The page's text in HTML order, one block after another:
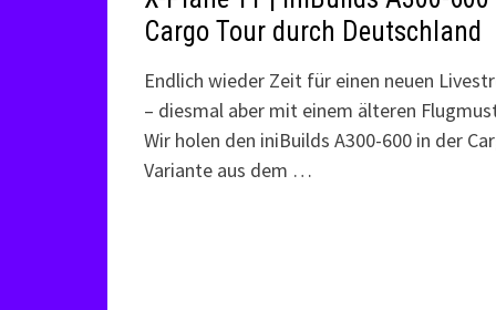
Cargo Tour durch Deutschland
Endlich wieder Zeit für einen neuen
– diesmal aber mit einem älteren
Wir holen den iniBuilds A300-600 in der
Variante aus dem …